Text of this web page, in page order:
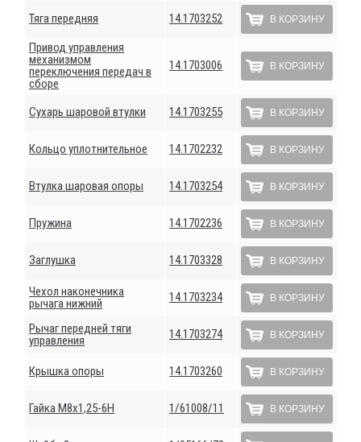
Тяга передняя 14.1703252 В КОРЗИНУ
Привод управления
механизмом
переключения передач в
сборе
14.1703006 В КОРЗИНУ
Сухарь шаровой втулки 14.1703255 В КОРЗИНУ
Кольцо уплотнительное 14.1702232 В КОРЗИНУ
Втулка шаровая опоры 14.1703254 В КОРЗИНУ
Пружина 14.1702236 В КОРЗИНУ
Заглушка 14.1703328 В КОРЗИНУ
Чехол наконечника
рычага нижний
14.1703234 В КОРЗИНУ
Рычаг передней тяги
управления
14.1703274 В КОРЗИНУ
Крышка опоры 14.1703260 В КОРЗИНУ
Гайка М8х1,25-6Н 1/61008/11 В КОРЗИНУ